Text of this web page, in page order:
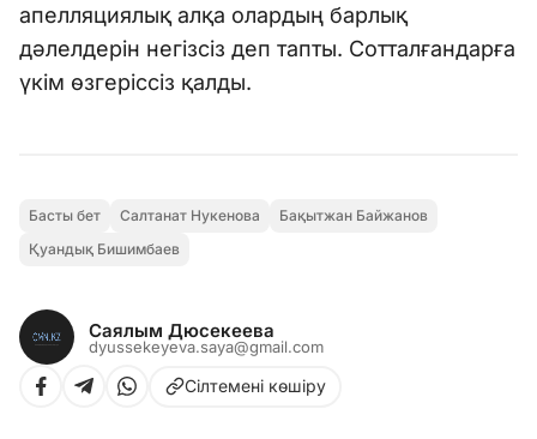
апелляциялық алқа олардың барлық
дәлелдерін негізсіз деп тапты. Сотталғандарға
үкім өзгеріссіз қалды.
Басты бет Салтанат Нукенова
Бақытжан Байжанов
Қуандық Бишимбаев
Саялым Дюсекеева
dyussekeyeva.saya@gmail.com
Сілтемені көшіру